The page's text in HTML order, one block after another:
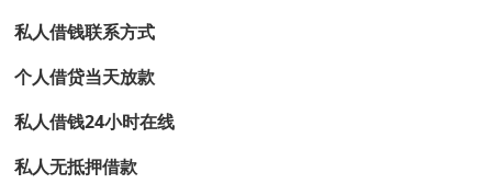
私人借钱联系方式
个人借贷当天放款
私人借钱24小时在线
私人无抵押借款